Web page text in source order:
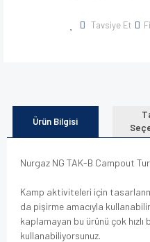
Tavsiye Et
Ürün Bilgisi
Nurgaz NG TAK-B Campout
Kamp aktiviteleri için
da pişirme amacıyla
kaplamayan bu ürünü çok hızlı
kullanabiliyorsunuz.